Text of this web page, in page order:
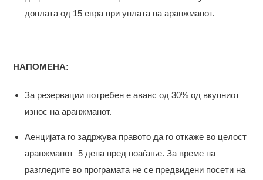
доплата од 15 евра при уплата на аранжманот.
НАПОМЕНА:
За резервации потребен е аванс од 30% од вкупниот
износ на аранжманот.
Аенцијата го задржува правото да го откаже во целост
аранжманот 5 дена пред поаѓање. За време на
разгледите во програмата не се предвидени посети на